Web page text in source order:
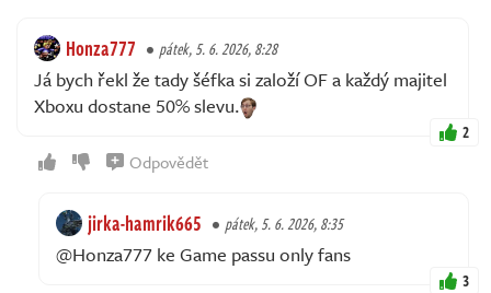
Honza777 pátek, 5. 6. 2026, 8:28
Já bych řekl že tady šéfka si založí OF a každý majitel
Xboxu dostane 50% slevu.
2
Odpovědět
jirka-hamrik665 pátek, 5. 6. 2026, 8:35
@Honza777 ke Game passu only fans
3